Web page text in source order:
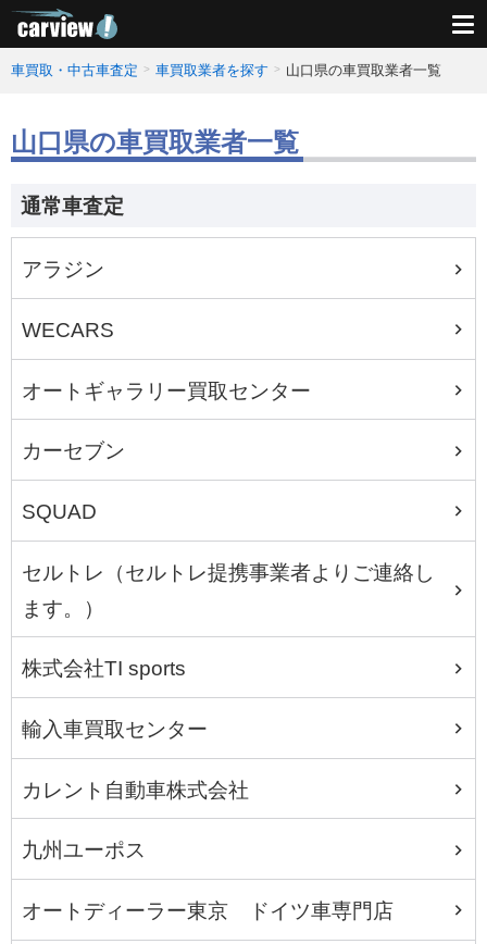
車買取・中古車査定 車買取業者を探す 山口県の車買取業者一覧
山口県の車買取業者一覧
通常車査定
アラジン
WECARS
オートギャラリー買取センター
カーセブン
SQUAD
セルトレ（セルトレ提携事業者よりご連絡し
ます。）
株式会社TI sports
輸入車買取センター
カレント自動車株式会社
九州ユーポス
オートディーラー東京 ドイツ車専門店